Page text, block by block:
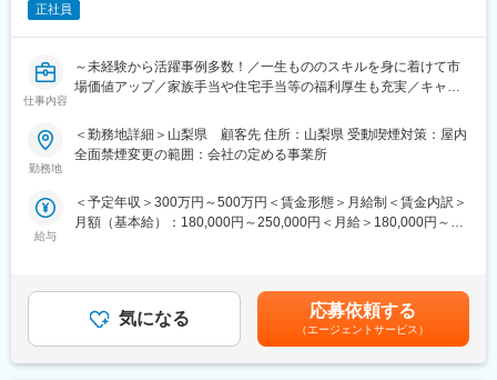
仕様検討から各種分野での設計業務、そして試作製作から試験・
評価、更には生産準備・管理までと幅広く対応しております。
変更の範囲：会社の定める業務
実務未経験の方や微経験の方は比較的ハードルの低いものから、
経験者の方には希望に合わせて上流工程へのアサインも可能で
■教育体制：
700種以上の研修・資格取得支援など育成環境◎
経験がない方でも現場にフォローできる先輩がいるので、安心し
■先輩エンジニアの入社動機：
・卒業後すぐは技術職として働くことはなかったが、ずっとモノ
づくりの仕事がしたかった。
・大好きな車に携わる仕事がしたかった
・航空機やロボットなど最新技術のモノづくりが興味がある
正社員
仕事内容
～未経験から活躍事例多数！／一生もののスキルを身に着けて市
場価値アップ／家族手当や住宅手当等の福利厚生も充実／キャリ
■業務概要：
当社顧客先である大手ゴム製品メーカーにて、天然ゴムや合成ゴ
担当いただきます。
研究用ツールを利用しながら、当社チームメンバーの一員として
＜具体的な業務内容＞
・すでに製品化、量産化している製品の素材研究、品質評価／改
善業務
・先行開発商品に関する素材研究
勤務地
＜勤務地詳細＞山梨県 顧客先 住所：山梨県 受動喫煙対策：屋内
全面禁煙変更の範囲：会社の定める事業所
給与
＜予定年収＞300万円～500万円＜賃金形態＞月給制＜賃金内訳＞
月額（基本給）：180,000円～250,000円＜月給＞180,000円～
当全額支給（車通勤の場合も含む）賃金はあくまでも目安の金額
であり、選考を通じて上下する可能性があります。月給(月額)は固
気になる 応募依頼する
（エージェントサービス）